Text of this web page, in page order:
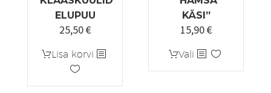
ELUPUU
25,50€
Lisa korvi
KÄSI”
15,90€
Vali Sellel
tootel